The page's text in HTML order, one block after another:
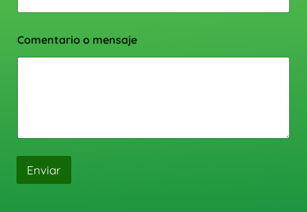
Comentario o mensaje
Enviar